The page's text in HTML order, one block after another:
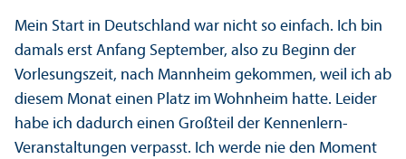
Mein Start in Deutschland war nicht so einfach. Ich bin
damals erst Anfang September, also zu Beginn der
Vorlesungs­zeit, nach Mannheim gekommen, weil ich ab
diesem Monat einen Platz im Wohnheim hatte. Leider
habe ich dadurch einen Großteil der Kennenlern-
Veranstaltungen verpasst. Ich werde nie den Moment